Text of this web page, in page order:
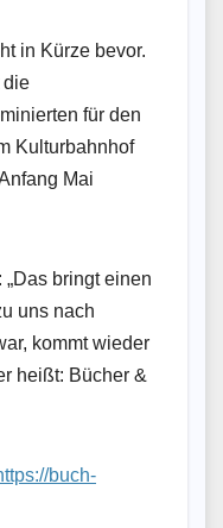
in Kürze bevor.
die
für den
Kulturbahnhof
Mai
bringt einen
uns nach
kommt wieder
heißt: Bücher &
buch-